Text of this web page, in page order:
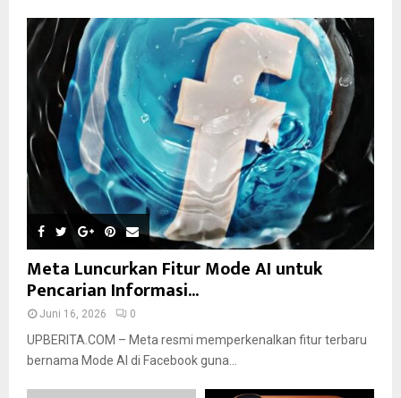
Meta Luncurkan Fitur Mode AI untuk
Pencarian Informasi...
Juni 16, 2026 0
UPBERITA.COM – Meta resmi memperkenalkan fitur terbaru
bernama Mode AI di Facebook guna...